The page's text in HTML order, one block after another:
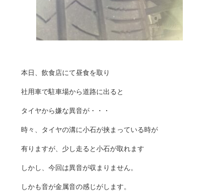
本日、飲食店にて昼食を取り
社用車で駐車場から道路に出ると
タイヤから嫌な異音が・・・
時々、タイヤの溝に小石が挟まっている時が
有りますが、少し走ると小石が取れます
しかし、今回は異音が収まりません。
しかも音が金属音の感じがします。